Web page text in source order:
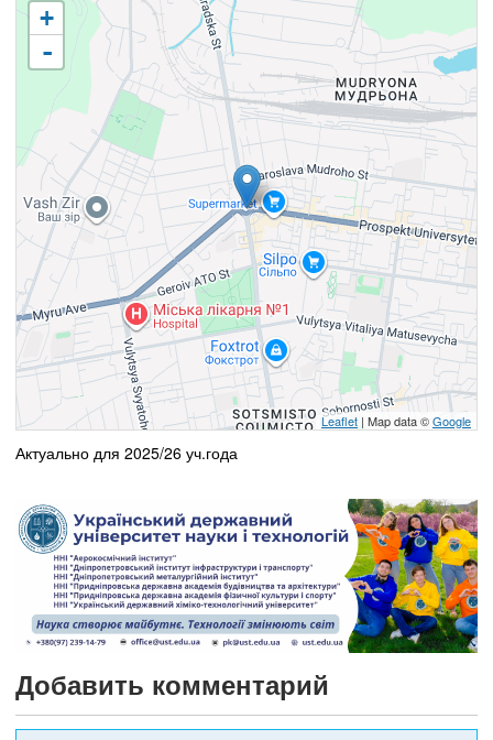
+
-
Leaflet | Map data ©Google
Актуально для 2025/26 уч.года
Добавить комментарий